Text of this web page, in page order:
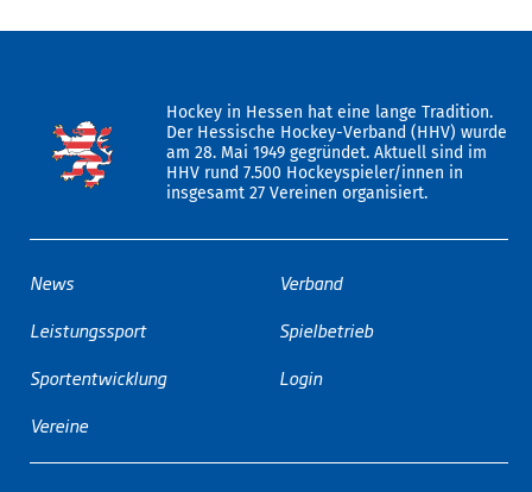
Hockey in Hessen hat eine lange Tradition.
Der Hessische Hockey-Verband (HHV) wurde
am 28. Mai 1949 gegründet. Aktuell sind im
HHV rund 7.500 Hockeyspieler/innen in
insgesamt 27 Vereinen organisiert.
News
Leistungssport
Sportentwicklung
Vereine
Verband
Spielbetrieb
Login